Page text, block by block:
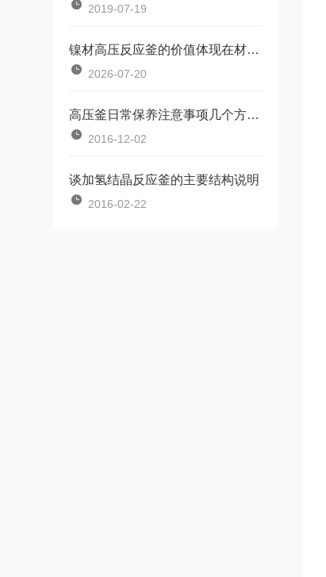
2019-07-19
镍材高压反应釜的价值体现在材料特性与工艺需求的匹配上
2026-07-20
高压釜日常保养注意事项几个方面：
2016-12-02
谈加氢结晶反应釜的主要结构说明
2016-02-22